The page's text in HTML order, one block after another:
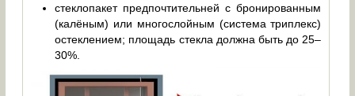
стеклопакет предпочтительней с бронированным
(калёным) или многослойным (система триплекс)
остеклением; площадь стекла должна быть до 25–
30%.